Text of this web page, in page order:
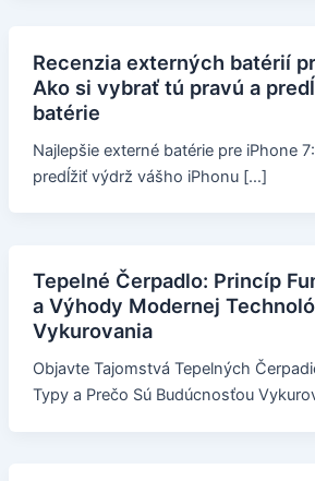
Recenzia externých batérií
Ako si vybrať tú pravú a
batérie
Najlepšie externé batérie pre iPhone
predĺžiť výdrž vášho iPhonu […]
Tepelné Čerpadlo: Princíp
a Výhody Modernej
Vykurovania
Objavte Tajomstvá Tepelných
Typy a Prečo Sú Budúcnosťou